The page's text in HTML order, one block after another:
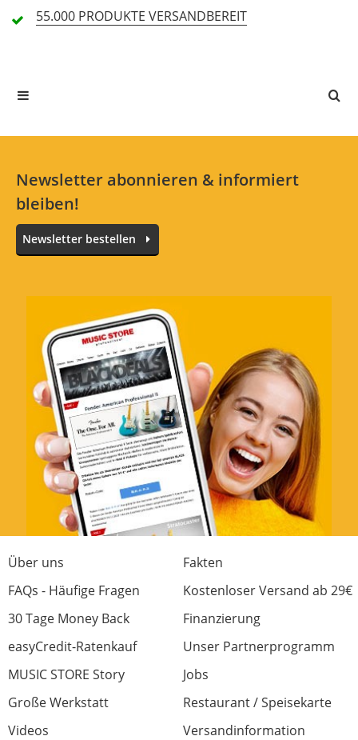
5 Sterne
1 Sterne
0 Kunden
Bewertung von:Limexam8.5.26
Tip Top
Schnelle Lieferung und Top Produkt.
Danke und gerne wieder.
Sound
Verarbeitung
Ausstattung
Bedienung
Preis/Leistung
War diese Rezension hilfreich?
Jetzt bewerten
55.000 PRODUKTE VERSANDBEREIT
Newsletter abonnieren & informiert
bleiben!
Newsletter bestellen
Über uns
Fakten
FAQs - Häufige Fragen
Kostenloser Versand ab 29€
30 Tage Money Back
Finanzierung
easyCredit-Ratenkauf
Unser Partnerprogramm
MUSIC STORE Story
Jobs
Große Werkstatt
Restaurant / Speisekarte
Videos
Versandinformation